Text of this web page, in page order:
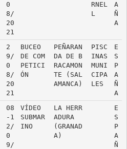
0
8/
20
21
RNEL
L
A
Ñ
A
2
9/
0
8/
20
21
BUCEO
DE COM
PETICI
ÓN
PEÑARAN
DA DE B
RACAMON
TE (SAL
AMANCA)
PISC
INAS
MUNI
CIPA
LES
E
S
P
A
Ñ
A
08
-1
2/
0
9/
VÍDEO
SUBMAR
INO
LA HERR
ADURA
(GRANAD
A)
E
S
P
A
Ñ